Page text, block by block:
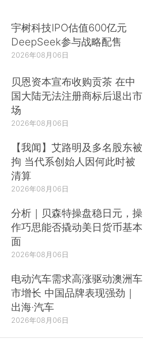
宇树科技IPO估值600亿元
DeepSeek参与战略配售
2026年08月06日
贝恩资本宣布收购贡茶 在中
国大陆无法注册商标后退出市
场
2026年08月06日
【我闻】艾路明及多名股东被
拘 当代系创始人因何此时被
清算
2026年08月06日
分析｜贝森特操盘稳日元，操
作巧思能否撬动美日货币基本
面
2026年08月06日
电动汽车需求高涨驱动澳洲车
市增长 中国品牌表现强劲｜
出海·汽车
2026年08月06日